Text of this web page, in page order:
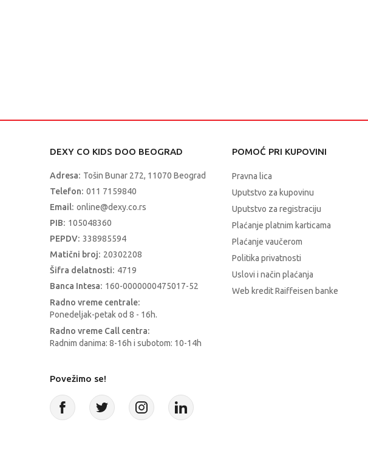
DEXY CO KIDS DOO BEOGRAD
Adresa: Tošin Bunar 272, 11070 Beograd
Telefon: 011 7159840
Email: online@dexy.co.rs
PIB: 105048360
PEPDV: 338985594
Matični broj: 20302208
Šifra delatnosti: 4719
Banca Intesa: 160-0000000475017-52
Radno vreme centrale:
Ponedeljak-petak od 8 - 16h.
Radno vreme Call centra:
Radnim danima: 8-16h i subotom: 10-14h
POMOĆ PRI KUPOVINI
Pravna lica
Uputstvo za kupovinu
Uputstvo za registraciju
Plaćanje platnim karticama
Plaćanje vaučerom
Politika privatnosti
Uslovi i način plaćanja
Web kredit Raiffeisen banke
Povežimo se!